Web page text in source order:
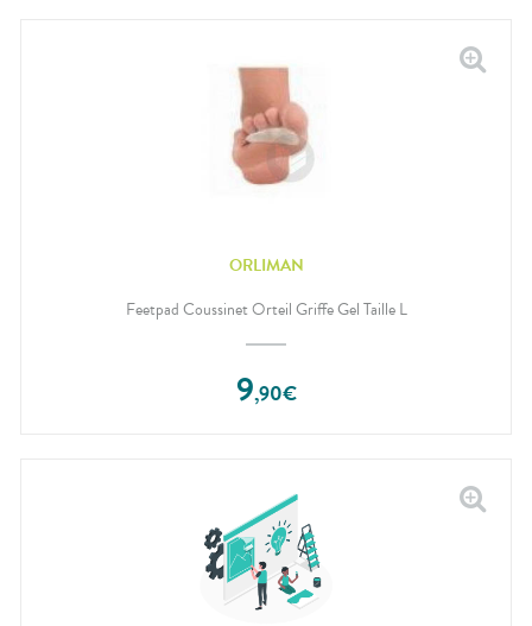
ORLIMAN
Feetpad Coussinet Orteil Griffe Gel Taille L
9,90€